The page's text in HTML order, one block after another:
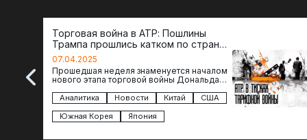
Торговая война в АТР: Пошлины
Трампа прошлись катком по странам
региона
07.04.2025
Прошедшая неделя знаменуется началом
нового этапа торговой войны Дональда
импорта из более 100 стран…
Аналитика Новости Китай
США
Южная Корея
Япония